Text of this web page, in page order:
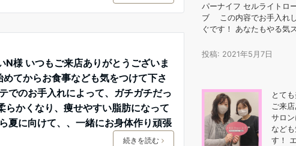
N様️ いつもご来店ありがとうございま
てからお食事なども気をつけて下さ
でのお手入れによって、ガチガチだっ
らかくなり、痩せやすい脂肪になって
夏に向けて、、一緒にお身体作り頑張
続きを読む
パーナイフ ️セルライトロ
ブ この内容でお手入れ
ぐです！ あなたもやる気
投稿: 2021年5月7日
とて
ご来
サロ
など
す！